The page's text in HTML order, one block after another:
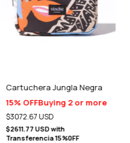
Cartuchera Jungla Negra
15% OFFBuying 2 or more
$3072.67 USD
$2611.77 USDwith
Transferencia 15%0FF